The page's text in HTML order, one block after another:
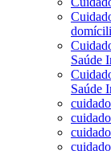
Saúde
Saúde